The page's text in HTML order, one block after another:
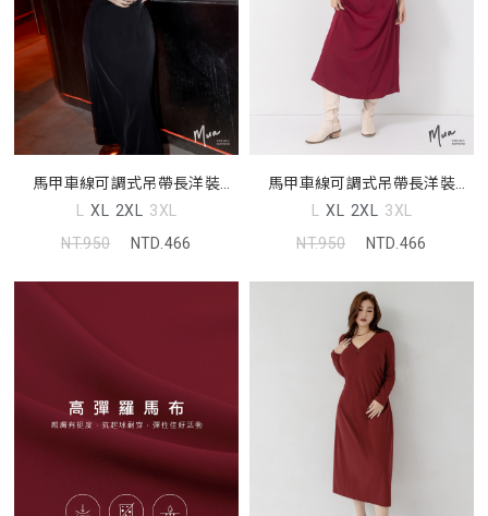
馬甲車線可調式吊帶長洋裝
MUA
L XL 2XL 3XL
NT.950
NTD.466
馬甲車線可調式吊帶長洋裝
MUA
L XL 2XL 3XL
NT.950
NTD.466